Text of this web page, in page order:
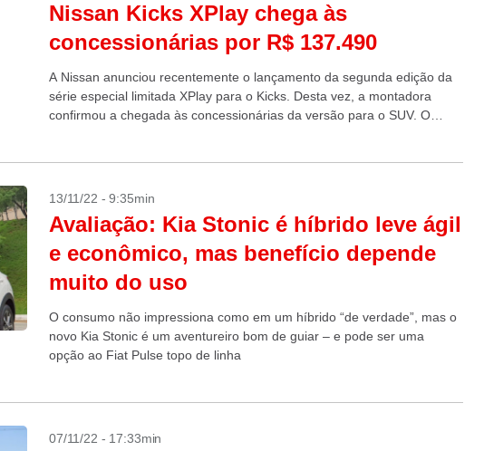
Nissan Kicks XPlay chega às
concessionárias por R$ 137.490
A Nissan anunciou recentemente o lançamento da segunda edição da
série especial limitada XPlay para o Kicks. Desta vez, a montadora
confirmou a chegada às concessionárias da versão para o SUV. O
13/11/22 - 9:35min
Avaliação: Kia Stonic é híbrido leve ágil
e econômico, mas benefício depende
muito do uso
O consumo não impressiona como em um híbrido “de verdade”, mas o
novo Kia Stonic é um aventureiro bom de guiar – e pode ser uma
opção ao Fiat Pulse topo de linha
07/11/22 - 17:33min